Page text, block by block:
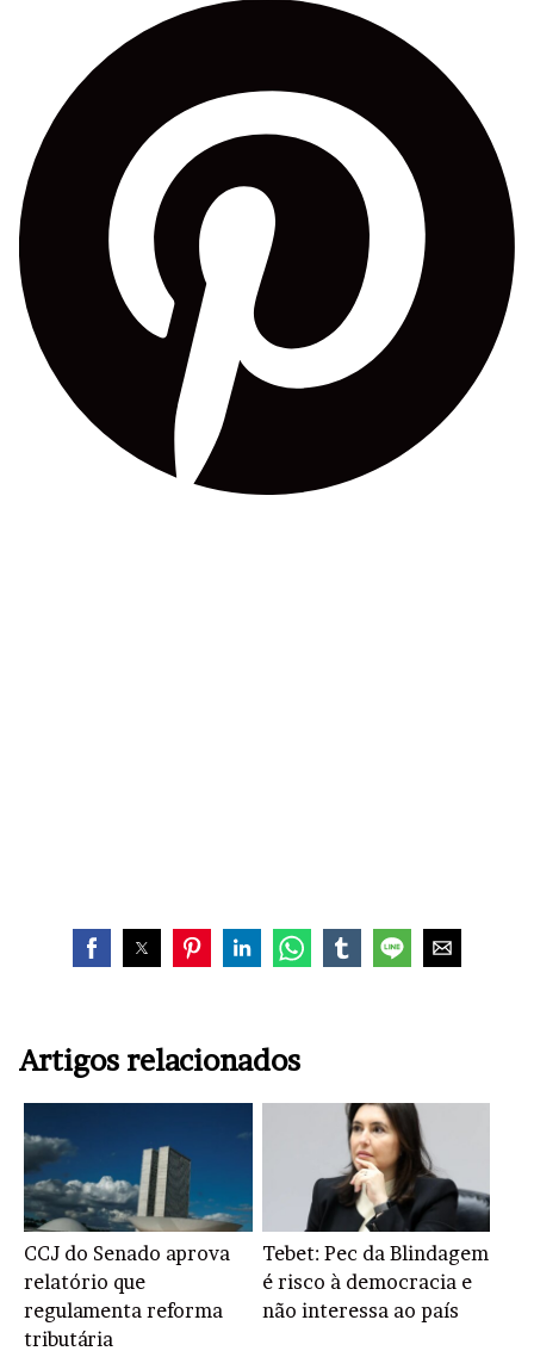
Artigos relacionados
CCJ do Senado aprova
relatório que
regulamenta reforma
tributária
Tebet: Pec da Blindagem
é risco à democracia e
não interessa ao país